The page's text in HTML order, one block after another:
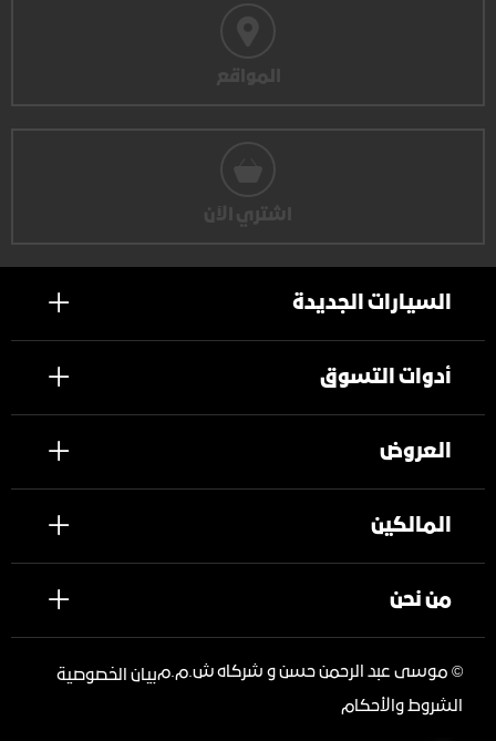
المواقع
السيارات الجديدة
أدوات التسوق
العروض
المالكين
من نحن
© موسى عبد الرحمن حسن و شركاه ش.م.مبيان الخصوصية
الشروط والأحكام